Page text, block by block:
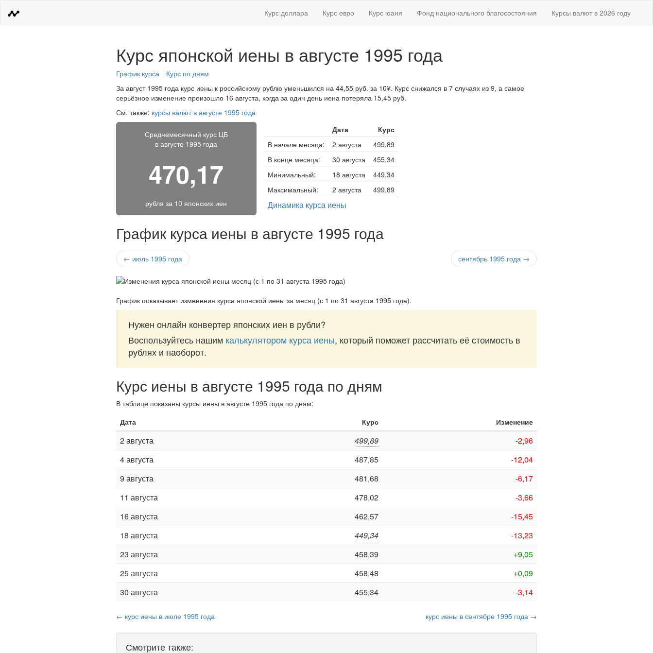
Курс доллара Курс евро Курс юаня Фонд национального благосостояния Курсы валют в 2026 году
Курс японской иены в августе 1995 года
График курса
Курс по дням
За август 1995 года курс иены к российскому рублю уменьшился на 44,55 руб. за 10¥. Курс снижался в 7 случаях из 9, а самое
серьёзное изменение произошло 16 августа, когда за один день иена потеряла 15,45 руб.
См. также: курсы валют в августе 1995 года
Среднемесячный курс ЦБ
в августе 1995 года
470,17
рубля за 10 японских иен
Дата
Курс
В начале месяца:
2 августа
499,89
В конце месяца:
30 августа
455,34
Минимальный:
18 августа
449,34
Максимальный:
2 августа 499,89
Динамика курса иены
График курса иены в августе 1995 года
← июль 1995 года сентябрь 1995 года →
График показывает изменения курса японской иены за месяц (с 1 по 31 августа 1995 года).
Нужен онлайн конвертер японских иен в рубли?
Воспользуйтесь нашим калькулятором курса иены, который поможет рассчитать её стоимость в
рублях и наоборот.
Курс иены в августе 1995 года по дням
В таблице показаны курсы иены в августе 1995 года по дням:
Дата
Курс Изменение
2 августа 499,89
-2,96
4 августа
487,85
-12,04
9 августа
481,68
-6,17
11 августа
478,02
-3,66
16 августа
462,57
-15,45
18 августа
449,34
-13,23
23 августа
458,39
+9,05
25 августа
458,48
+0,09
30 августа
455,34 -3,14
← курс иены в июле 1995 года курс иены в сентябре 1995 года →
Смотрите также: